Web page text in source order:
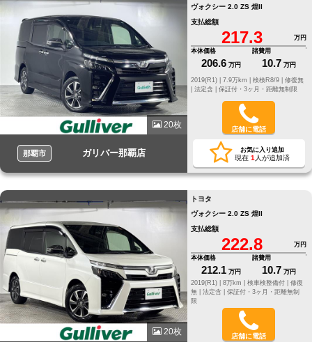
20枚
那覇市 ガリバー那覇店
ヴォクシー 2.0 ZS 煌II
支払総額
217.3
万円
本体価格
206.6 万円
諸費用
10.7 万円
修復無
法定含 | 保証付・3ヶ月・距離無制限
店舗に電話
お気に入り追加
現在 1 人が追加済
20枚
トヨタ
ヴォクシー 2.0 ZS 煌II
支払総額
222.8
万円
本体価格
212.1 万円
諸費用
10.7 万円
2019(R1) |
8万km | 検車検整備付 | 修復
無 | 法定含 | 保証付・3ヶ月・距離無制
限
店舗に電話